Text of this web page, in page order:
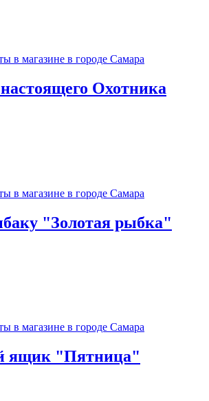
Охотника
"Золотая рыбка"
ящик "Пятница"